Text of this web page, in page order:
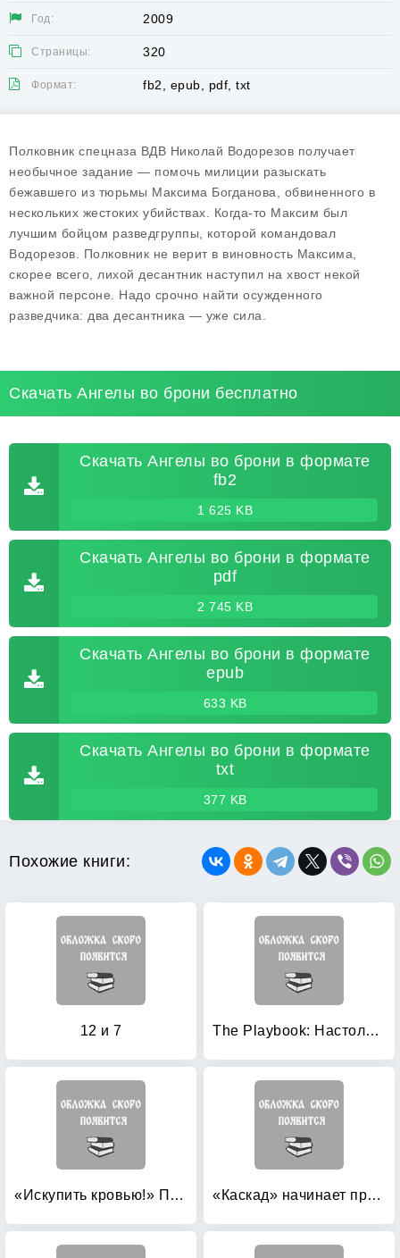
Год: 2009
Страницы: 320
Формат: fb2, epub, pdf, txt
Полковник спецназа ВДВ Николай Водорезов получает
необычное задание — помочь милиции разыскать
бежавшего из тюрьмы Максима Богданова, обвиненного в
нескольких жестоких убийствах. Когда-то Максим был
лучшим бойцом разведгруппы, которой командовал
Водорезов. Полковник не верит в виновность Максима,
скорее всего, лихой десантник наступил на хвост некой
важной персоне. Надо срочно найти осужденного
разведчика: два десантника — уже сила.
Скачать Ангелы во брони бесплатно
Скачать Ангелы во брони в формате
fb2
1 625 KB
Скачать Ангелы во брони в формате
pdf
2 745 KB
Скачать Ангелы во брони в формате
epub
633 KB
Скачать Ангелы во брони в формате
txt
377 KB
Похожие книги:
12 и 7 The Playbook: Настольная книга братана
«Искупить кровью!» Первые штрафники «Каскад» начинает прорыв